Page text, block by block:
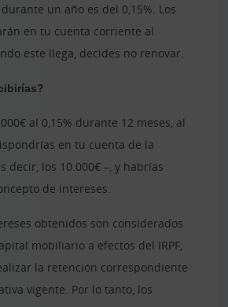
un año es del 0,15%. Los
en tu cuenta corriente al
este llega, decides no renovar.
al 0,15% durante 12 meses, al
en tu cuenta de la
decir, los 10.000€ –, y habrías
de intereses.
obtenidos son considerados
mobiliario a efectos del IRPF,
la retención correspondiente
vigente. Por lo tanto, los